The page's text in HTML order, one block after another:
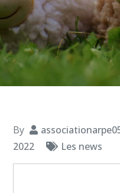
By
2022
Les news